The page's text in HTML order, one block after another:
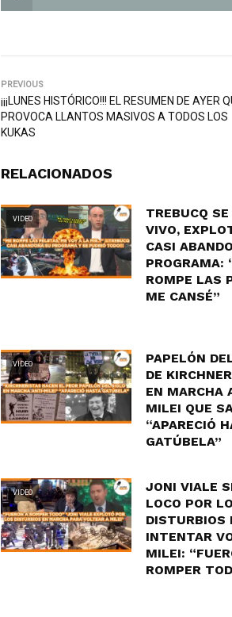
PREVIOUS
¡¡¡LUNES HISTÓRICO!!! EL RESUMEN DE AYER
PROVOCA LLANTOS MASIVOS A TODOS LOS
KUKAS
RELACIONADOS
VIDEO
TREBUCQ
VIVO,
CASI
PROGRAMA:
ROMPE LAS
ME CANSÉ”
VIDEO
PAPELÓN
DE
EN MARCHA
MILEI QUE
“APARECIÓ
GATÚBELA”
VIDEO
JONI VIALE
LOCO POR
DISTURBIOS
INTENTAR
MILEI:
ROMPER